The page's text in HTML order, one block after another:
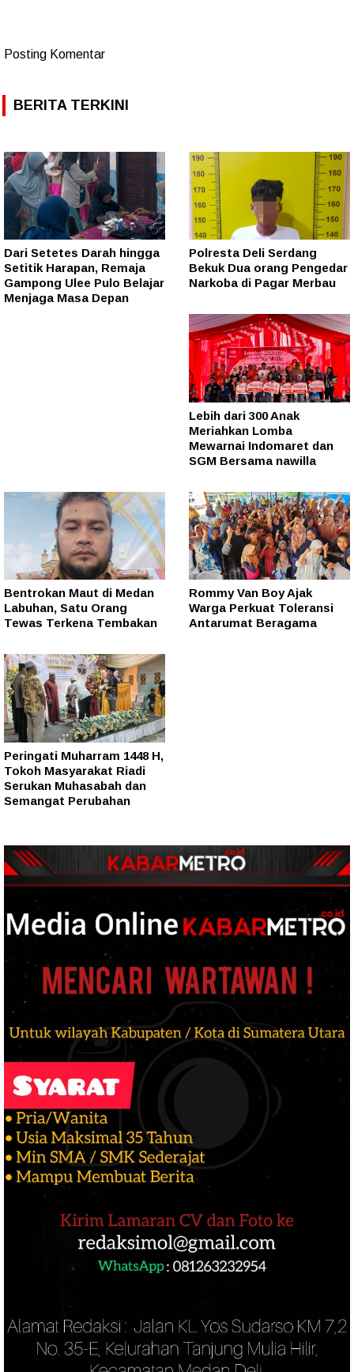
Posting Komentar
BERITA TERKINI
Dari Setetes Darah hingga
Setitik Harapan, Remaja
Gampong Ulee Pulo Belajar
Menjaga Masa Depan
Polresta Deli Serdang
Bekuk Dua orang Pengedar
Narkoba di Pagar Merbau
Lebih dari 300 Anak
Meriahkan Lomba
Mewarnai Indomaret dan
SGM Bersama nawilla
Bentrokan Maut di Medan
Labuhan, Satu Orang
Tewas Terkena Tembakan
Rommy Van Boy Ajak
Warga Perkuat Toleransi
Antarumat Beragama
Peringati Muharram 1448 H,
Tokoh Masyarakat Riadi
Serukan Muhasabah dan
Semangat Perubahan